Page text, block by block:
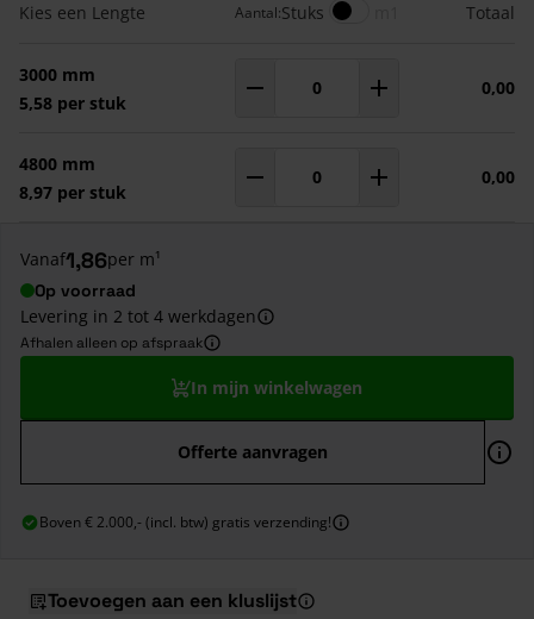
Gegroepeerde productitems
Kies een Lengte Aantal:Stuks Meters Totaal
3000 mm
5,58 per stuk
Aantal m¹ 0,00
4800 mm
8,97 per stuk
Aantal m¹ 0,00
Vanaf1,86per m¹
Op voorraad
Levering in 2 tot 4 werkdagen
Afhalen alleen op afspraak
In mijn winkelwagen
Offerte aanvragen
Boven € 2.000,- (incl. btw) gratis verzending!
Toevoegen aan een kluslijst